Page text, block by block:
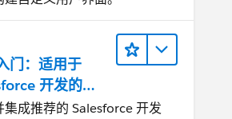
门：适用于
开发的
Studio Code
集成推荐的 Salesforce 开发